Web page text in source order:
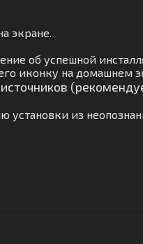
экране.
об успешной
иконку на домашнем
из